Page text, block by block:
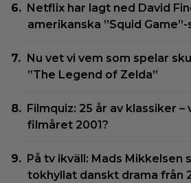
Netflix har lagt ned David
amerikanska ”Squid
Nu vet vi vem som spelar
”The Legend of Zelda”
Filmquiz: 25 år av klassiker –
filmåret 2001?
På tv ikväll: Mads Mikkelsen
tokhyllat danskt drama från